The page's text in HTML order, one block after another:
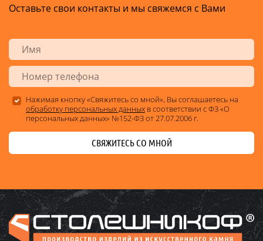
Оставьте свои контакты и мы свяжемся с Вами
Нажимая кнопку «Свяжитесь со мной», Вы соглашаетесь на
обработку персональных данных в соответствии с ФЗ «О
персональных данных» №152-ФЗ от 27.07.2006 г.
СВЯЖИТЕСЬ СО МНОЙ